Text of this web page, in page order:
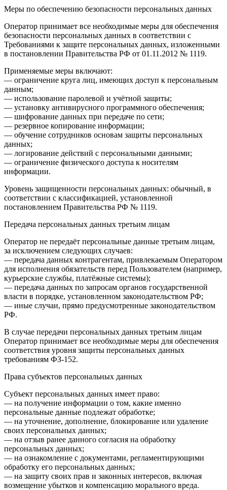
Меры по обеспечению безопасности персональных данных
Оператор принимает все необходимые меры для обеспечения
безопасности персональных данных в соответствии с
Требованиями к защите персональных данных, изложенными
в постановлении Правительства РФ от 01.11.2012 № 1119.
Применяемые меры включают:
— ограничение круга лиц, имеющих доступ к персональным
данным;
— использование паролевой и учётной защиты;
— установку антивирусного программного обеспечения;
— шифрование данных при передаче по сети;
— резервное копирование информации;
— обучение сотрудников основам защиты персональных
данных;
— логирование действий с персональными данными;
— ограничение физического доступа к носителям
информации.
Уровень защищенности персональных данных: обычный, в
соответствии с классификацией, установленной
постановлением Правительства РФ № 1119.
Передача персональных данных третьим лицам
Оператор не передаёт персональные данные третьим лицам,
за исключением следующих случаев:
— передача данных контрагентам, привлекаемым Оператором
для исполнения обязательств перед Пользователем (например,
курьерские службы, платёжные системы);
— передача данных по запросам органов государственной
власти в порядке, установленном законодательством РФ;
— иные случаи, прямо предусмотренные законодательством
РФ.
В случае передачи персональных данных третьим лицам
Оператор принимает все необходимые меры для обеспечения
соответствия уровня защиты персональных данных
требованиям ФЗ-152.
Права субъектов персональных данных
Субъект персональных данных имеет право:
— на получение информации о том, какие именно
персональные данные подлежат обработке;
— на уточнение, дополнение, блокирование или удаление
своих персональных данных;
— на отзыв ранее данного согласия на обработку
персональных данных;
— на ознакомление с документами, регламентирующими
обработку его персональных данных;
— на защиту своих прав и законных интересов, включая
возмещение убытков и компенсацию морального вреда.